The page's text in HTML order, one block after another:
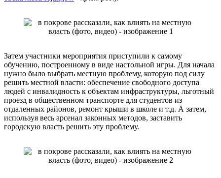
Затем участники мероприятия приступили к самому
обучению, построенному в виде настольной игры. Для начала
нужно было выбрать местную проблему, которую под силу
решить местной власти: обеспечение свободного доступа
людей с инвалидность к объектам инфраструктуры, льготный
проезд в общественном транспорте для студентов из
отдаленных районов, ремонт крыши в школе и т.д. А затем,
используя весь арсенал законных методов, заставить
городскую власть решить эту проблему.